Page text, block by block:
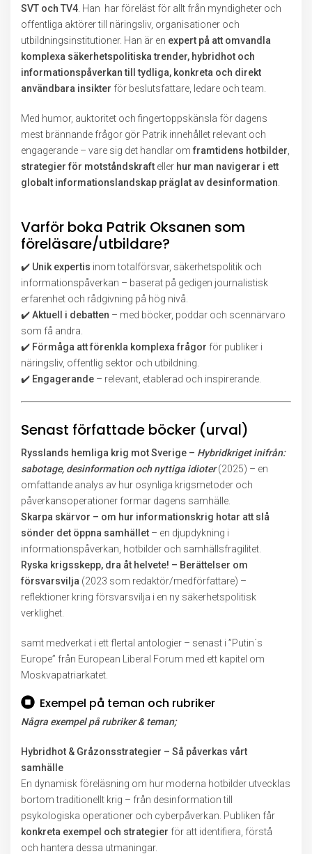
SVT och TV4 . Han har föreläst för allt från myndigheter och
offentliga aktörer till näringsliv, organisationer och
utbildningsinstitutioner. Han är en expert på att omvandla
komplexa säkerhetspolitiska trender, hybridhot och
informationspåverkan till tydliga, konkreta och direkt
användbara insikter för beslutsfattare, ledare och team.
Med humor, auktoritet och fingertoppskänsla för dagens
mest brännande frågor gör Patrik innehållet relevant och
engagerande – vare sig det handlar omframtidens hotbilder
strategier för motståndskraft eller hur man navigerar i ett
globalt informationslandskap präglat av desinformation
Varför boka Patrik Oksanen som
föreläsare/utbildare?
✔️ Unik expertis inom totalförsvar, säkerhetspolitik och
informationspåverkan – baserat på gedigen journalistisk
erfarenhet och rådgivning på hög nivå.
✔️Aktuell i debatten – med böcker, poddar och scennärvaro
som få andra.
✔️ Förmåga att förenkla komplexa frågor för publiker i
näringsliv, offentlig sektor och utbildning.
✔️ Engagerande – relevant, etablerad och inspirerande.
Senast författade böcker (urval)
Rysslands hemliga krig mot Sverige – Hybridkriget inifrån:
sabotage, desinformation och nyttiga idioter(2025) – en
omfattande analys av hur osynliga krigsmetoder och
påverkansoperationer formar dagens samhälle.
Skarpa skärvor – om hur informationskrig hotar att slå
sönder det öppna samhället – en djupdykning i
informationspåverkan, hotbilder och samhällsfragilitet.
Ryska krigsskepp, dra åt helvete! – Berättelser om
försvarsvilja (2023 som redaktör/medförfattare) –
reflektioner kring försvarsvilja i en ny säkerhetspolitisk
verklighet.
samt medverkat i ett flertal antologier – senast i ”Putin´s
Europe” från European Liberal Forum med ett kapitel om
Moskvapatriarkatet.
Exempel på teman och rubriker
Några exempel på rubriker & teman;
Hybridhot & Gråzonsstrategier – Så påverkas vårt
samhälle
En dynamisk föreläsning om hur moderna hotbilder utvecklas
bortom traditionellt krig – från desinformation till
psykologiska operationer och cyberpåverkan. Publiken får
konkreta exempel och strategier för att identifiera, förstå
och hantera dessa utmaningar.